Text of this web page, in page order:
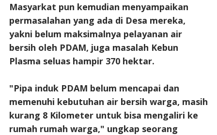
Masyarkat pun kemudian menyampaikan
permasalahan yang ada di Desa mereka,
yakni belum maksimalnya pelayanan air
bersih oleh PDAM, juga masalah Kebun
Plasma seluas hampir 370 hektar.
"Pipa induk PDAM belum mencapai dan
memenuhi kebutuhan air bersih warga, masih
kurang 8 Kilometer untuk bisa mengaliri ke
rumah rumah warga," ungkap seorang